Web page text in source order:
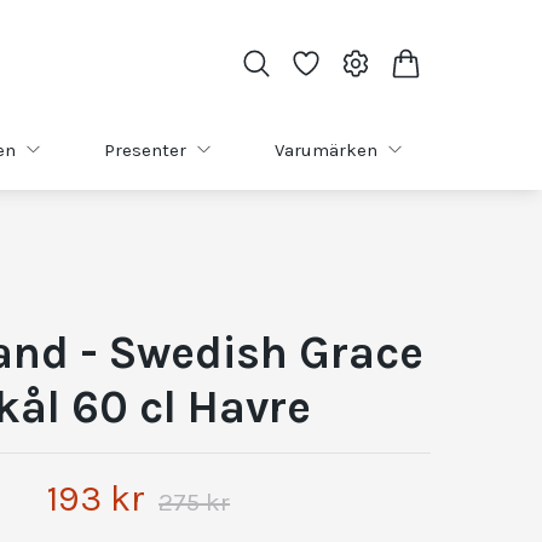
Presenter Varumärken
- Swedish Grace
60 cl Havre
193 kr 275 kr